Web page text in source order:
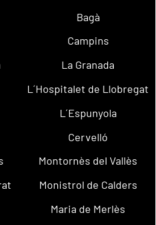
Bagà
Campins
La Granada
L´Hospitalet de Llobregat
L´Espunyola
Cervelló
Montornès del Vallès
Monistrol de Calders
Maria de Merlès